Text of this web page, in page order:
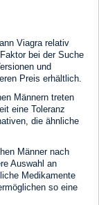
Viagra relativ
bei der Suche
und
Preis erhältlich.
Männern treten
eine Toleranz
die ähnliche
Männer nach
Auswahl an
Medikamente
so eine